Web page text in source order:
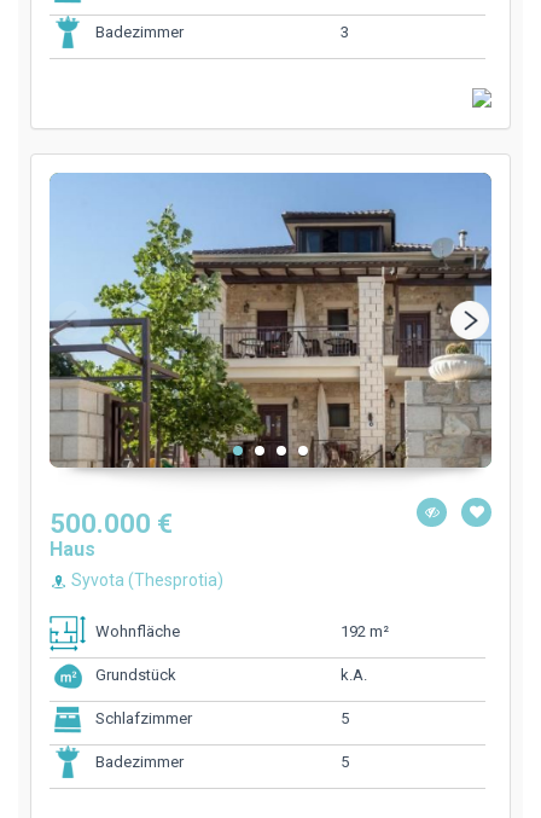
Badezimmer 3
500.000 €
Haus
Syvota (Thesprotia)
Wohnfläche 192 m²
Grundstück k.A.
Schlafzimmer 5
Badezimmer 5